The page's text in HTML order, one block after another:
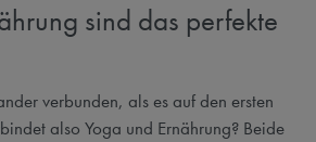
sind das perfekte
verbunden, als es auf den ersten
also Yoga und Ernährung? Beide